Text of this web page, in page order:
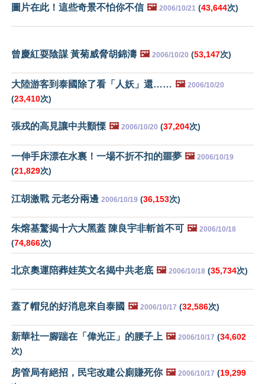
圖片在此！這些奇景不怕你不信 🖼️ 2006/10/21 (43,644次)
曾慶紅耍陰謀 黃菊威脅胡錦濤 🖼️ 2006/10/20 (53,147次)
大陸游客到泰國除了看「人妖」還…… 🖼️ 2006/10/20
(23,410次)
張戎的高見讓中共顫慄 🖼️ 2006/10/20 (37,204次)
一伸手床漂在水裏！一場不折不扣的噩夢 🖼️ 2006/10/19
(21,829次)
江胡激戰 元老分兩邊 2006/10/19 (36,153次)
朱熔基驚揭十六大黑蓋 陳良宇非斬首不可 🖼️ 2006/10/18
(74,866次)
北京奧運陪葬娃英文名揭中共老底 🖼️ 2006/10/18 (35,734次)
蓋了帽兒的好消息來自泰國 🖼️ 2006/10/17 (32,586次)
新華社一腳踹在「偉光正」的腰子上 🖼️ 2006/10/17 (34,602
次)
房管局有絕招，民宅改建公廁賺死你 🖼️ 2006/10/17 (19,299